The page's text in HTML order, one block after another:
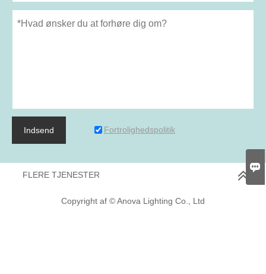
Indsend Fortrolighedspolitik
FLERE TJENESTER
Copyright af © Anova Lighting Co., Ltd
